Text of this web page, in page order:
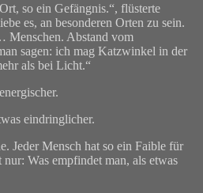
so ein Gefängnis.“, flüsterte
es, an besonderen Orten zu sein.
Menschen. Abstand vom
sagen: ich mag Katzwinkel in der
als bei Licht.“
eindringlicher.
Jeder Mensch hat so ein Faible für
Was empfindet man, als etwas